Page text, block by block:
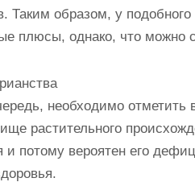
Таким образом, у
плюсы, однако, что можно
необходимо отметить
растительного
и потому вероятен его